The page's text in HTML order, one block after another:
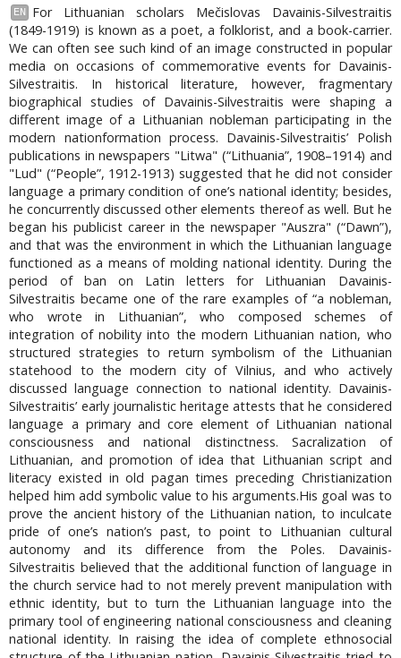
EN
For Lithuanian scholars Mečislovas Davainis-Silvestraitis
(1849-1919) is known as a poet, a folklorist, and a book-carrier.
We can often see such kind of an image constructed in popular
media on occasions of commemorative events for Davainis-
Silvestraitis. In historical literature, however, fragmentary
biographical studies of Davainis-Silvestraitis were shaping a
different image of a Lithuanian nobleman participating in the
modern nationformation process. Davainis-Silvestraitis’ Polish
publications in newspapers "Litwa" (“Lithuania”, 1908–1914) and
"Lud" (“People”, 1912-1913) suggested that he did not consider
language a primary condition of one’s national identity; besides,
he concurrently discussed other elements thereof as well. But he
began his publicist career in the newspaper "Auszra" (“Dawn”),
and that was the environment in which the Lithuanian language
functioned as a means of molding national identity. During the
period of ban on Latin letters for Lithuanian Davainis-
Silvestraitis became one of the rare examples of “a nobleman,
who wrote in Lithuanian”, who composed schemes of
integration of nobility into the modern Lithuanian nation, who
structured strategies to return symbolism of the Lithuanian
statehood to the modern city of Vilnius, and who actively
discussed language connection to national identity. Davainis-
Silvestraitis’ early journalistic heritage attests that he considered
language a primary and core element of Lithuanian national
consciousness and national distinctness. Sacralization of
Lithuanian, and promotion of idea that Lithuanian script and
literacy existed in old pagan times preceding Christianization
helped him add symbolic value to his arguments.His goal was to
prove the ancient history of the Lithuanian nation, to inculcate
pride of one’s nation’s past, to point to Lithuanian cultural
autonomy and its difference from the Poles. Davainis-
Silvestraitis believed that the additional function of language in
the church service had to not merely prevent manipulation with
ethnic identity, but to turn the Lithuanian language into the
primary tool of engineering national consciousness and cleaning
national identity. In raising the idea of complete ethnosocial